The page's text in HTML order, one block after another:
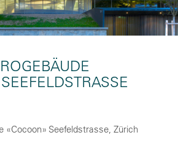
«Cocoon» Seefeldstrasse, Zürich